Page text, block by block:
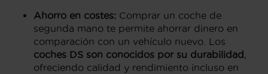
Ahorro en costes: Comprar un coche de
segunda mano te permite ahorrar dinero en
comparación con un vehículo nuevo. Los
coches DS son conocidos por su durabilidad ,
ofreciendo calidad y rendimiento incluso en